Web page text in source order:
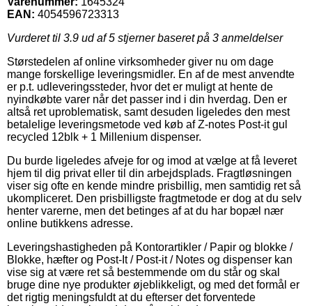
EAN: 4054596723313
Vurderet til 3.9 ud af 5 stjerner baseret på 3 anmeldelser
Størstedelen af online virksomheder giver nu om dage
mange forskellige leveringsmidler. En af de mest anvendte
er p.t. udleveringssteder, hvor det er muligt at hente de
nyindkøbte varer når det passer ind i din hverdag. Den er
altså ret uproblematisk, samt desuden ligeledes den mest
betalelige leveringsmetode ved køb af Z-notes Post-it gul
recycled 12blk + 1 Millenium dispenser.
Du burde ligeledes afveje for og imod at vælge at få leveret
hjem til dig privat eller til din arbejdsplads. Fragtløsningen
viser sig ofte en kende mindre prisbillig, men samtidig ret så
ukompliceret. Den prisbilligste fragtmetode er dog at du selv
henter varerne, men det betinges af at du har bopæl nær
online butikkens adresse.
Leveringshastigheden på Kontorartikler / Papir og blokke /
Blokke, hæfter og Post-It / Post-it / Notes og dispenser kan
vise sig at være ret så bestemmende om du står og skal
bruge dine nye produkter øjeblikkeligt, og med det formål er
det rigtig meningsfuldt at du efterser det forventede